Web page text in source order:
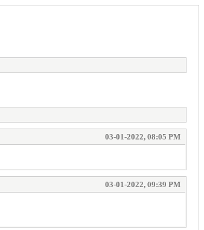
03-01-2022, 08:05 PM
03-01-2022, 09:39 PM